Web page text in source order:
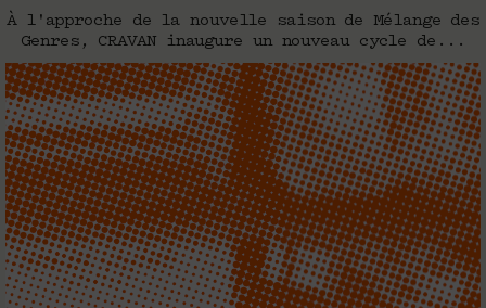
À l'approche de la nouvelle saison de Mélange des
Genres, CRAVAN inaugure un nouveau cycle de...